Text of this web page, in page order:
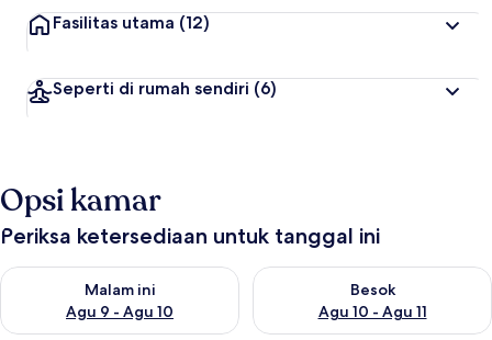
Fasilitas utama (12)
Seperti di rumah sendiri (6)
Opsi kamar
Periksa ketersediaan untuk tanggal ini
Malam ini
Agu 9 - Agu 10
Periksa ketersediaan untuk malam ini Agu 9 - Agu 10
Besok
Agu 10 - Agu 11
Periksa ketersediaan untuk